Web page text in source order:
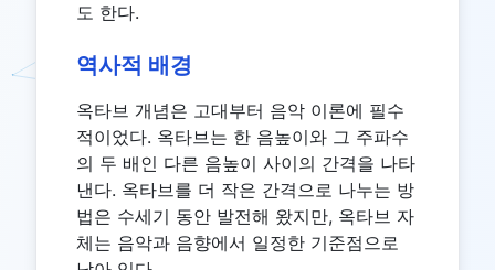
도 한다.
역사적 배경
옥타브 개념은 고대부터 음악 이론에 필수
적이었다. 옥타브는 한 음높이와 그 주파수
의 두 배인 다른 음높이 사이의 간격을 나타
낸다. 옥타브를 더 작은 간격으로 나누는 방
법은 수세기 동안 발전해 왔지만, 옥타브 자
체는 음악과 음향에서 일정한 기준점으로